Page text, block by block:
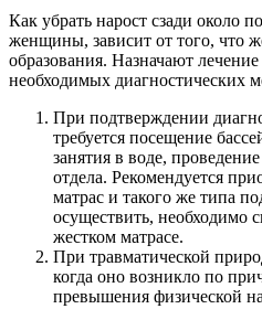
Как убрать нарост сзади около
женщины, зависит от того, что
образования. Назначают
необходимых диагностических
При подтверждении
требуется посещение
занятия в воде,
отдела. Рекомендуется
матрас и такого же типа
осуществить, необходимо
жестком матрасе.
При травматической
когда оно возникло по
превышения физической